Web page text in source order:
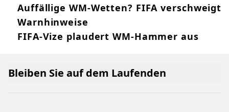
Auffällige WM-Wetten? FIFA verschweigt
Warnhinweise
FIFA-Vize plaudert WM-Hammer aus
Bleiben Sie auf dem Laufenden